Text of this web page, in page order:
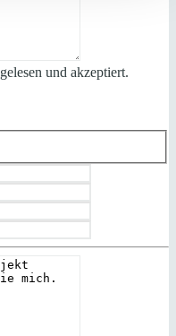
gelesen und akzeptiert.